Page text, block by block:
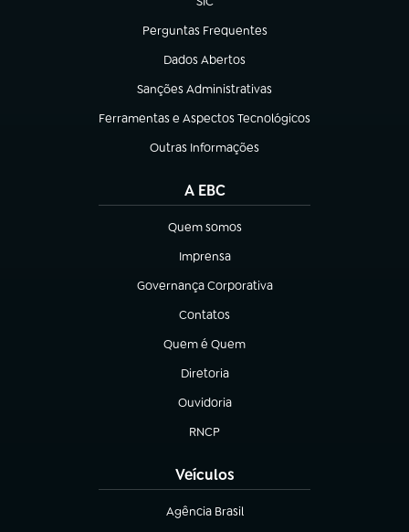
(abre em nova aba)
Perguntas Frequentes
(abre em nova aba)
Dados Abertos
(abre em nova aba)
Sanções Administrativas
(abre em nova aba)
Ferramentas e Aspectos Tecnológicos
(abre em nova aba)
Outras Informações
(abre em nova aba)
A EBC
Quem somos
(abre em nova aba)
Imprensa
(abre em nova aba)
Governança Corporativa
(abre em nova aba)
Contatos
(abre em nova aba)
Quem é Quem
(abre em nova aba)
Diretoria
(abre em nova aba)
Ouvidoria
(abre em nova aba)
RNCP
(abre em nova aba)
Veículos
Agência Brasil
(abre em nova aba)